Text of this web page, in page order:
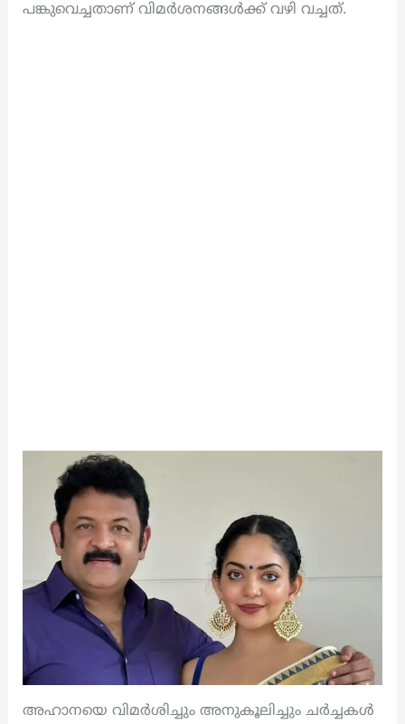
പങ്കുവെച്ചതാണ് വിമർശനങ്ങൾക്ക് വഴി വച്ചത്.
അഹാനയെ വിമർശിച്ചും അനുകൂലിച്ചും ചർച്ചകൾ